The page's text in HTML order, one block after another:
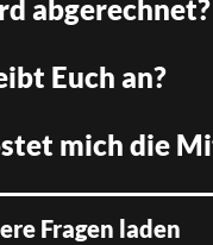
abgerechnet?
Euch an?
mich die
Fragen laden